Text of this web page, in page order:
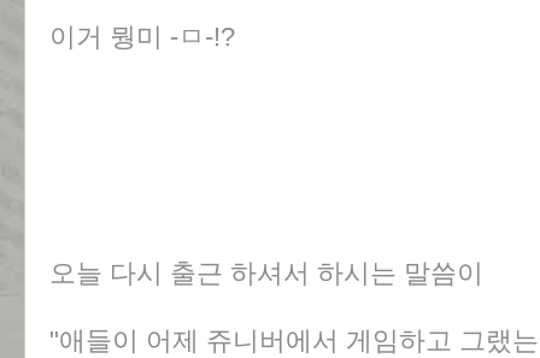
이거 뭥미 -ㅁ-!?
오늘 다시 출근 하셔서 하시는 말씀이
"애들이 어제 쥬니버에서 게임하고 그랬